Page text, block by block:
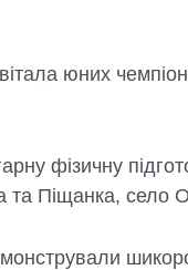
юних
фізичну
та Піщанка, село